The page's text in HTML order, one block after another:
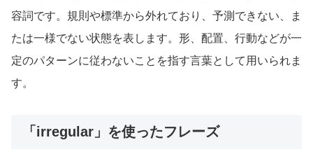
容詞です。規則や標準から外れており、予測できない、ま
たは一様でない状態を表します。形、配置、行動などが一
定のパターンに従わないことを指す言葉として用いられま
す。
「irregular」を使ったフレーズ